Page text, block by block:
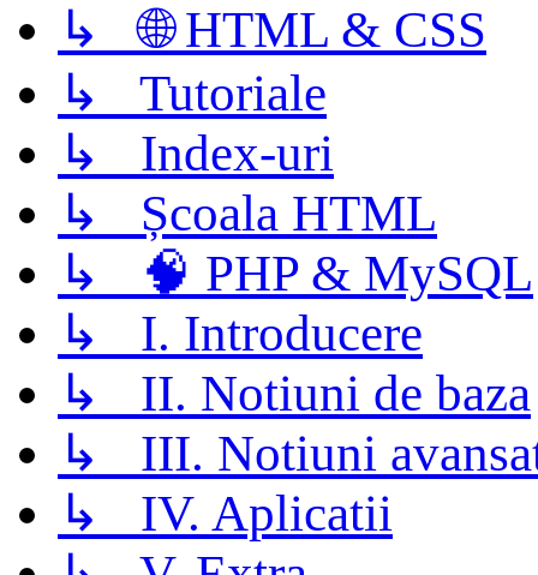
↳ 🌐 HTML & CSS
↳ Tutoriale
↳ Index-uri
↳ Școala HTML
↳ 🧠 PHP & MySQL
↳ I. Introducere
↳ II. Notiuni de baza
↳ III. Notiuni
↳ IV. Aplicatii